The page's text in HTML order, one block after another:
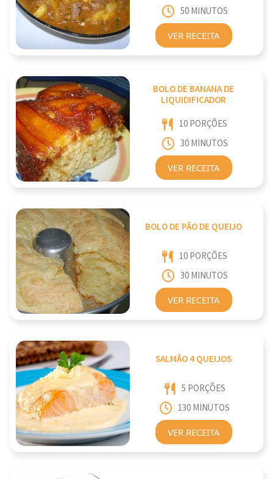
50 MINUTOS
VER RECEITA
BOLO DE BANANA DE
LIQUIDIFICADOR
10 PORÇÕES
30 MINUTOS
VER RECEITA
BOLO DE PÃO DE QUEIJO
10 PORÇÕES
30 MINUTOS
VER RECEITA
SALMÃO 4 QUEIJOS
5 PORÇÕES
130 MINUTOS
VER RECEITA